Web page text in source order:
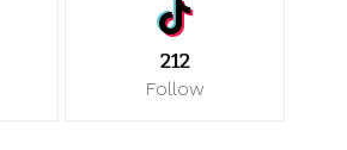
212
Follow